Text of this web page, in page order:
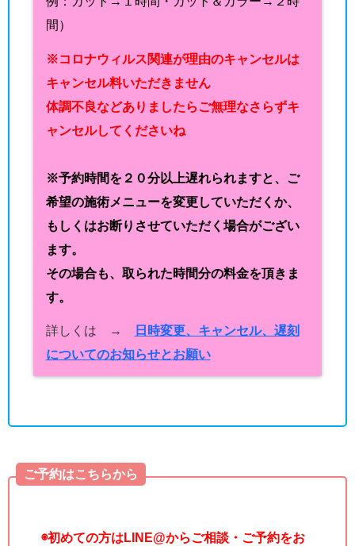
間）
※コロナウィルス関連が理由のキャンセルは
キャンセル料いただきません
体調不良などありましたらご無理なさらずキ
ャンセルしてくださいね
※予約時間を２０分以上遅れられますと、ご
希望の施術メニューを変更していただくか、
もしくはお断りさせていただく場合がござい
ます。
その場合も、取られた時間分の料金を頂きま
す。
詳しくは →
日時変更、キャンセル、遅刻
についてのお知らせとお願い
ご予約はこちらから
◉初めての方はLINE@からご相談・ご予約をお